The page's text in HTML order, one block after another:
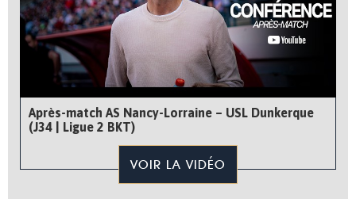
Après-match AS Nancy-Lorraine – USL Dunkerque
(J34 | Ligue 2 BKT)
VOIR LA VIDÉO